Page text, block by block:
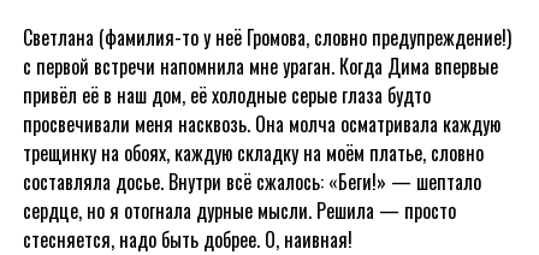
Светлана (фамилия-то у неё Громова, словно предупреждение!)
с первой встречи напомнила мне ураган. Когда Дима впервые
привёл её в наш дом, её холодные серые глаза будто
просвечивали меня насквозь. Она молча осматривала каждую
трещинку на обоях, каждую складку на моём платье, словно
составляла досье. Внутри всё сжалось: «Беги!» — шептало
сердце, но я отогнала дурные мысли. Решила — просто
стесняется, надо быть добрее. О, наивная!